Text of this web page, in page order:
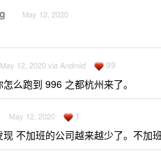
May 12, 2020
May 12, 2020 via Android 99
么跑到 996 之都杭州来了。
May 12, 2020 1
不加班的公司越来越少了。不加